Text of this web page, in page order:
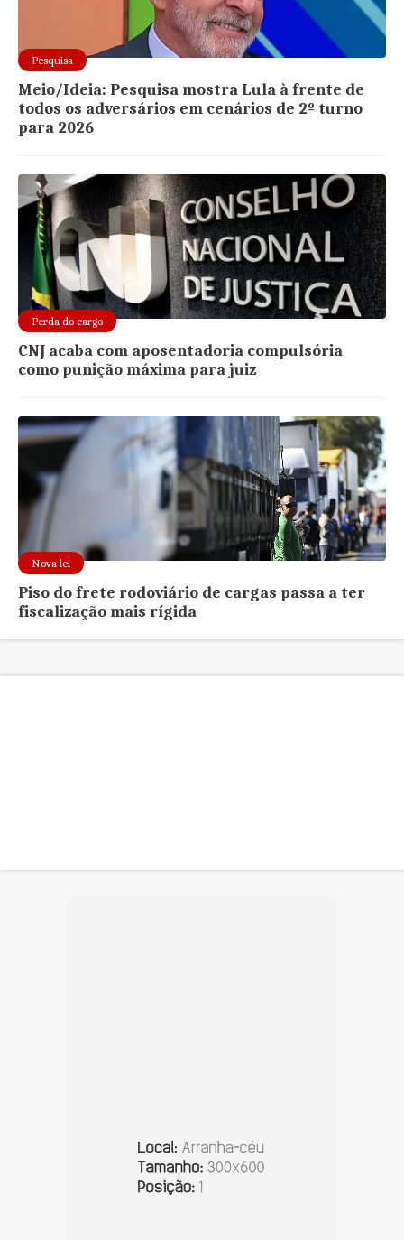
Pesquisa
Meio/Ideia: Pesquisa mostra Lula à frente de
todos os adversários em cenários de 2º turno
para 2026
Perda do cargo
CNJ acaba com aposentadoria compulsória
como punição máxima para juiz
Nova lei
Piso do frete rodoviário de cargas passa a ter
fiscalização mais rígida